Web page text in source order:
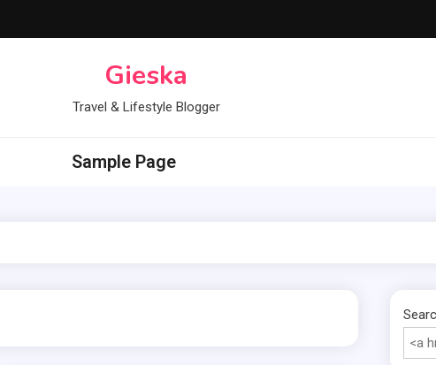
Gieska
Travel & Lifestyle Blogger
Sample Page